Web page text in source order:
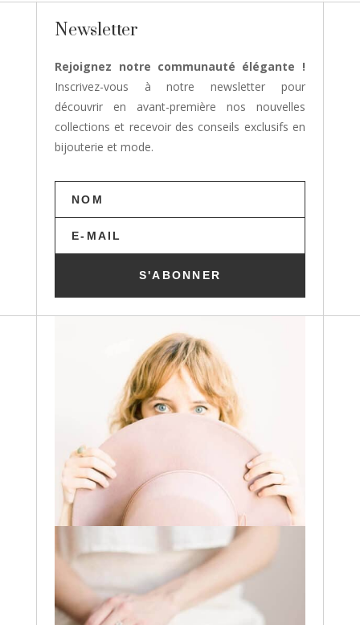
Newsletter
Rejoignez notre communauté élégante !
Inscrivez-vous à notre newsletter pour
découvrir en avant-première nos nouvelles
collections et recevoir des conseils exclusifs en
bijouterie et mode.
S'ABONNER